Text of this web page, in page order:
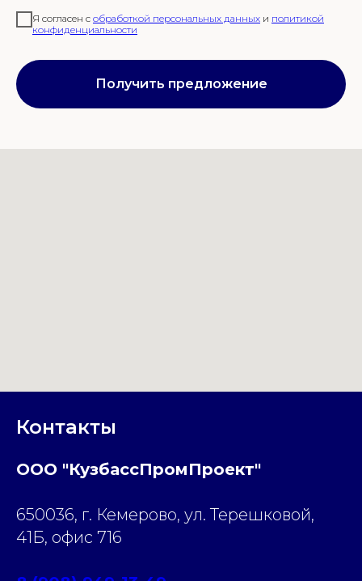
Я согласен с обработкой персональных данных и политикой
конфиденциальности
Получить предложение
Контакты
ООО "КузбассПромПроект"
650036, г. Кемерово, ул. Терешковой,
41Б, офис 716